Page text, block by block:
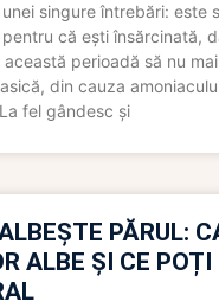
singure întrebări: este
că ești însărcinată,
perioadă să nu
din cauza
fel gândesc și
PĂRUL:
ALBE ȘI CE POȚI